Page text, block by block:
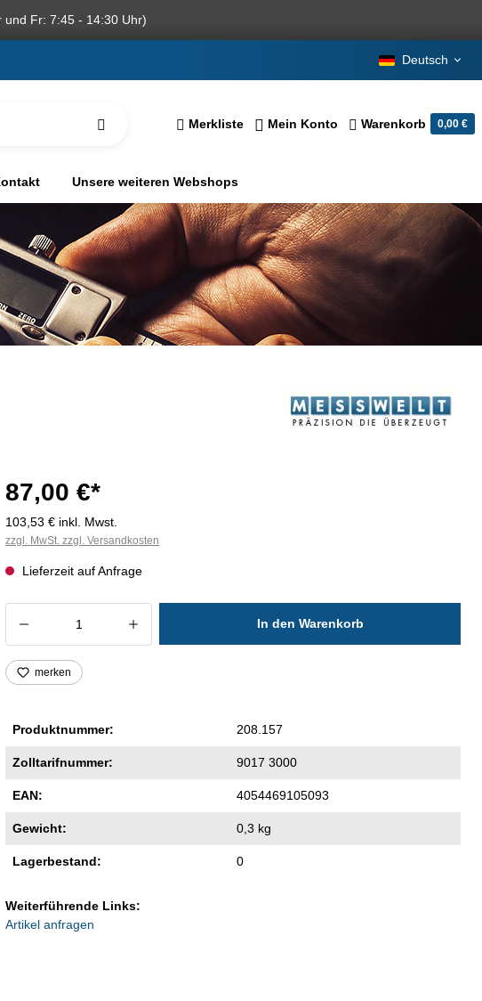
und Fr: 7:45 - 14:30 Uhr)
Deutsch
Merkliste Mein Konto Warenkorb 0,00 €
Unsere weiteren Webshops
87,00 €*
103,53 € inkl. Mwst.
zzgl. MwSt. zzgl. Versandkosten
Lieferzeit auf Anfrage
Produkt Anzahl: Gib den gewünschten Wert
In den Warenkorb
merken
Produktnummer: 208.157
Zolltarifnummer: 9017 3000
EAN: 4054469105093
Gewicht: 0,3 kg
Lagerbestand: 0
Weiterführende Links:
Artikel anfragen